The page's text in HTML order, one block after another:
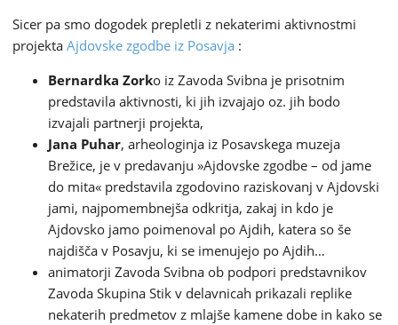
Sicer pa smo dogodek prepletli z nekaterimi aktivnostmi
projektaAjdovske zgodbe iz Posavja :
Bernardka Zorko iz Zavoda Svibna je prisotnim
predstavila aktivnosti, ki jih izvajajo oz. jih bodo
izvajali partnerji projekta,
Jana Puhar, arheologinja iz Posavskega muzeja
Brežice, je v predavanju »Ajdovske zgodbe – od jame
do mita« predstavila zgodovino raziskovanj v Ajdovski
jami, najpomembnejša odkritja, zakaj in kdo je
Ajdovsko jamo poimenoval po Ajdih, katera so še
najdišča v Posavju, ki se imenujejo po Ajdih…
animatorji Zavoda Svibna ob podpori predstavnikov
Zavoda Skupina Stik v delavnicah prikazali replike
nekaterih predmetov z mlajše kamene dobe in kako se